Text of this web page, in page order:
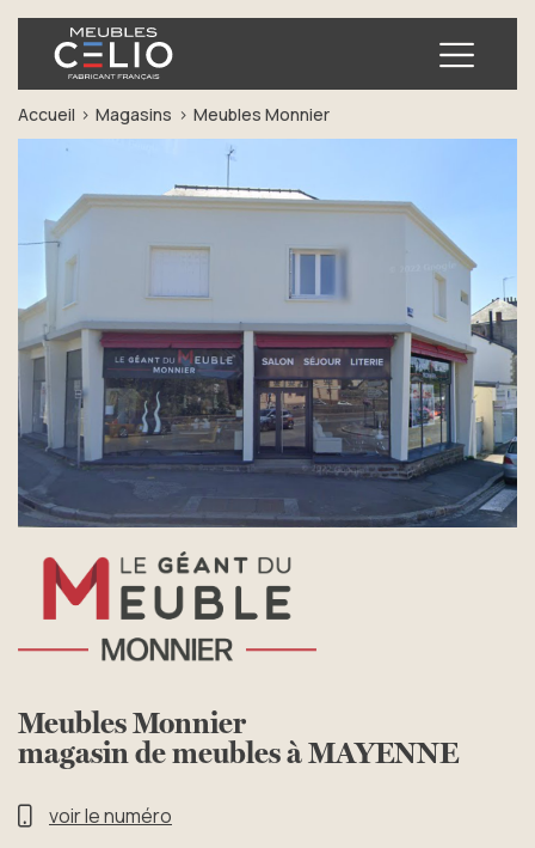
Accueil Magasins Meubles Monnier
Meubles Monnier
magasin de meubles à MAYENNE
voir le numéro